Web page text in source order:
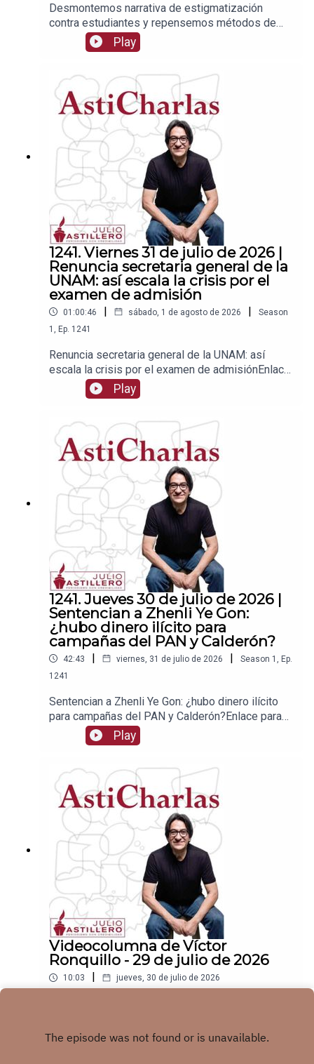
Desmontemos narrativa de estigmatización
contra estudiantes y repensemos métodos de
admisiónEnlace para apoyar vía
Patreon:https://www.patreon.com/julioastilleroEnl
PayPal:https://www.paypal.me/julioastilleroCuent
a para hacer transferencias a cuenta BBVA a
nombre de Julio Hernández López:
1539408017CLABE: 012 320 01539408017
2Tienda:https://julioastillerotienda.com/
Play
1241. Viernes 31 de julio de 2026 |
Renuncia secretaria general de la
UNAM: así escala la crisis por el
examen de admisión
01:00:46 | sábado, 1 de agosto de 2026 |
Season
1 , Ep. 1241
Renuncia secretaria general de la UNAM: así
escala la crisis por el examen de admisiónEnlace
para apoyar vía
Patreon:https://www.patreon.com/julioastilleroEnl
PayPal:https://www.paypal.me/julioastilleroCuent
a para hacer transferencias a cuenta BBVA a
nombre de Julio Hernández López:
1539408017CLABE: 012 320 01539408017
2Tienda:https://julioastillerotienda.com/
Play
1241. Jueves 30 de julio de 2026 |
Sentencian a Zhenli Ye Gon:
¿hubo dinero ilícito para
campañas del PAN y Calderón?
42:43 | viernes, 31 de julio de 2026 | Season 1 , Ep.
1241
Sentencian a Zhenli Ye Gon: ¿hubo dinero ilícito
para campañas del PAN y Calderón?Enlace para
apoyar vía
Patreon:https://www.patreon.com/julioastilleroEnl
PayPal:https://www.paypal.me/julioastilleroCuent
a para hacer transferencias a cuenta BBVA a
nombre de Julio Hernández López:
1539408017CLABE: 012 320 01539408017
2Tienda:https://julioastillerotienda.com/
Play
Videocolumna de Víctor
Ronquillo - 29 de julio de 2026
10:03 | jueves, 30 de julio de 2026
vía
Patreon:https://www.patreon.com/julioastilleroEnl
Play